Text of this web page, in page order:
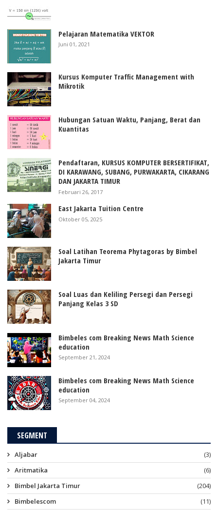
Pelajaran Matematika VEKTOR
Juni 01, 2021
Kursus Komputer Traffic Management with
Mikrotik
Hubungan Satuan Waktu, Panjang, Berat dan
Kuantitas
Pendaftaran, KURSUS KOMPUTER BERSERTIFIKAT,
DI KARAWANG, SUBANG, PURWAKARTA, CIKARANG
DAN JAKARTA TIMUR
Februari 26, 2017
East Jakarta Tuition Centre
Oktober 05, 2025
Soal Latihan Teorema Phytagoras by Bimbel
Jakarta Timur
Soal Luas dan Keliling Persegi dan Persegi
Panjang Kelas 3 SD
Bimbeles com Breaking News Math Science
education
September 21, 2024
Bimbeles com Breaking News Math Science
education
September 04, 2024
SEGMENT
Aljabar
(3)
Aritmatika
(6)
Bimbel Jakarta Timur
(204)
Bimbelescom
(11)